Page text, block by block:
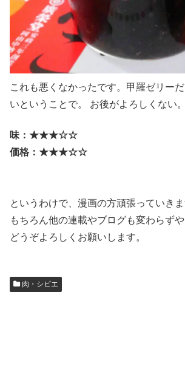
これも悪くなかったです。甲羅ゼリー
いということで。 お後がよろしくない。
味：★★★☆☆
価格：★★★☆☆
というわけで、漫画の方頑張っていきま
もちろん他の連載やブログも変わらずや
どうぞよろしくお願いします。
肉・シビエ